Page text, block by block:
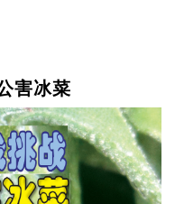
害冰菜